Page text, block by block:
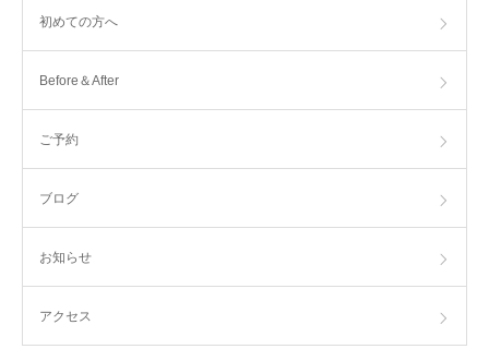
初めての方へ
Before＆After
ご予約
ブログ
お知らせ
アクセス